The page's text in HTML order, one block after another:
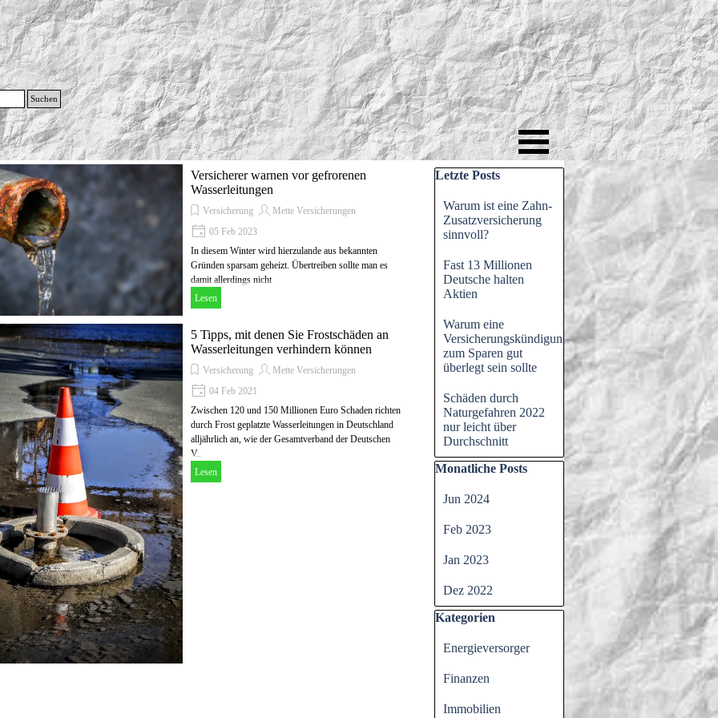
Suchen
Menü überspringen
Versicherer warnen vor gefrorenen
Wasserleitungen
Versicherung
Mette Versicherungen
05 Feb 2023
In diesem Winter wird hierzulande aus bekannten
Gründen sparsam geheizt. Übertreiben sollte man es
damit allerdings nicht
Lesen
5 Tipps, mit denen Sie Frostschäden an
Wasserleitungen verhindern können
Versicherung
Mette Versicherungen
04 Feb 2021
Zwischen 120 und 150 Millionen Euro Schaden richten
durch Frost geplatzte Wasserleitungen in Deutschland
alljährlich an, wie der Gesamtverband der Deutschen
V..
Lesen
Block überspringen Letzte Posts
Letzte Posts
Warum ist eine Zahn-
Zusatzversicherung
sinnvoll?
Fast 13 Millionen
Deutsche halten
Aktien
Warum eine
Versicherungskündigung
zum Sparen gut
überlegt sein sollte
Schäden durch
Naturgefahren 2022
nur leicht über
Durchschnitt
Block überspringen Monatliche Posts
Monatliche Posts
Jun 2024
Feb 2023
Jan 2023
Dez 2022
Block überspringen Kategorien
Kategorien
Energieversorger
Finanzen
Immobilien